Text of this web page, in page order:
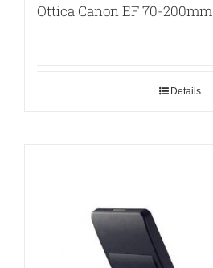
Ottica Canon EF 70-200mm
Details